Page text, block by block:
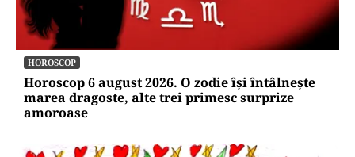
HOROSCOP
Horoscop 6 august 2026. O zodie își întâlnește
marea dragoste, alte trei primesc surprize
amoroase